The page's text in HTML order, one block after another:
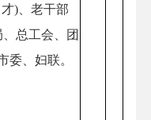
才)、老干部
、总工会、团
委、妇联。